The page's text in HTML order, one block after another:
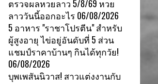
ตรวจผลหวยลาว 5/8/69 หวย
ลาววันนี้ออกอะไร 06/08/2026
5 อาหาร "ราชาโปรตีน" สำหรับ
ผู้สูงอายุ ไข่อยู่อันดับที่ 5 ส่วน
แชมป์ราคาบ้านๆ กินได้ทุกวัย!
06/08/2026
บุพเพสันนิวาส! สาวแต่งงานกับ